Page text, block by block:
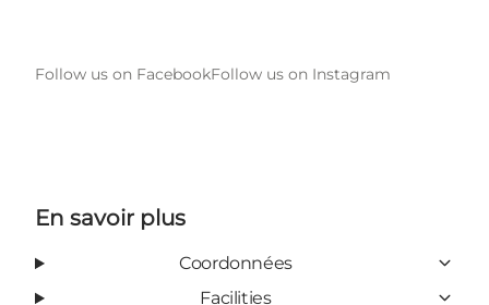
Follow us on FacebookFollow us on Instagram
En savoir plus
Coordonnées
Facilities